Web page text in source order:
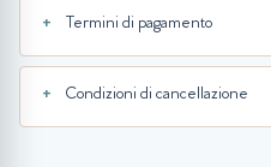
Termini di pagamento
Condizioni di cancellazione